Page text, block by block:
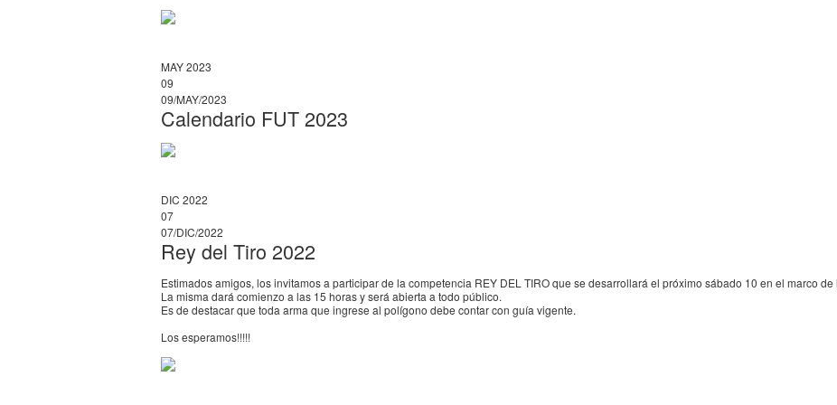
MAY 2023
09
09/MAY/2023
Calendario FUT 2023
DIC 2022
07
07/DIC/2022
Rey del Tiro 2022
Estimados amigos, los invitamos a participar de la competencia REY DEL TIRO que se desarrollará el próximo sábado 10 en el marco
La misma dará comienzo a las 15 horas y será abierta a todo público.
Es de destacar que toda arma que ingrese al polígono debe contar con guía vigente.
Los esperamos!!!!!